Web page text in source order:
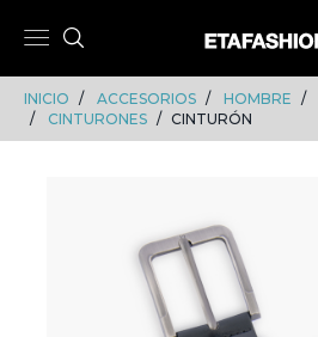
INICIO ACCESORIOS HOMBRE
CINTURONES
CINTURÓN